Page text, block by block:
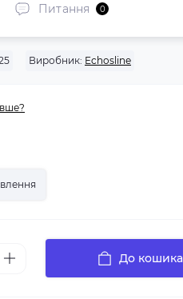
Питання 0
Виробник: Echosline
До кошика